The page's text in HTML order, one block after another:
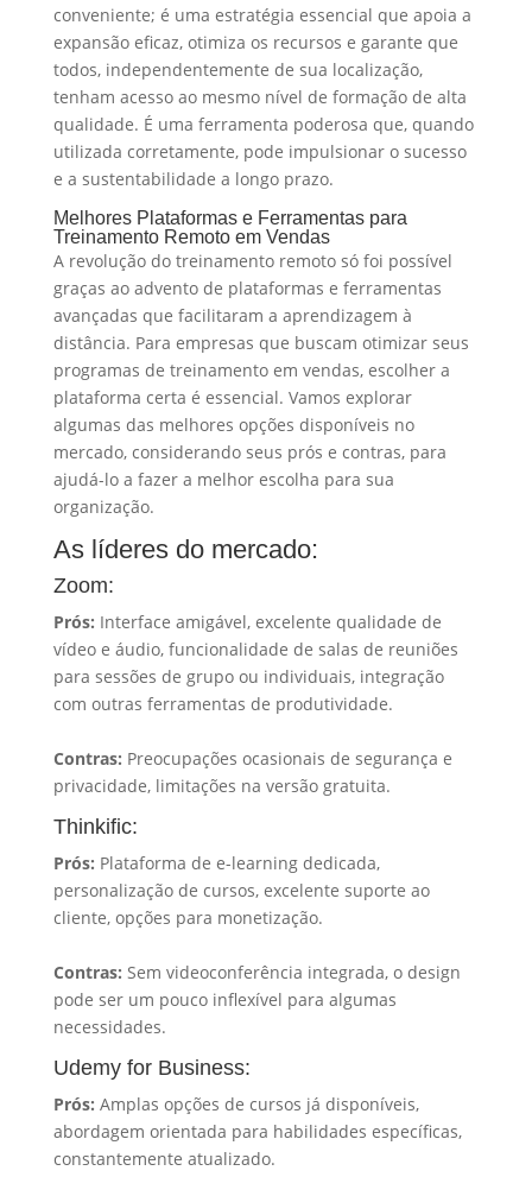
conveniente; é uma estratégia essencial que apoia a
expansão eficaz, otimiza os recursos e garante que
todos, independentemente de sua localização,
tenham acesso ao mesmo nível de formação de alta
qualidade. É uma ferramenta poderosa que, quando
utilizada corretamente, pode impulsionar o sucesso
e a sustentabilidade a longo prazo.
Melhores Plataformas e Ferramentas para
Treinamento Remoto em Vendas
A revolução do treinamento remoto só foi possível
graças ao advento de plataformas e ferramentas
avançadas que facilitaram a aprendizagem à
distância. Para empresas que buscam otimizar seus
programas de treinamento em vendas, escolher a
plataforma certa é essencial. Vamos explorar
algumas das melhores opções disponíveis no
mercado, considerando seus prós e contras, para
ajudá-lo a fazer a melhor escolha para sua
organização.
As líderes do mercado:
Zoom:
Prós: Interface amigável, excelente qualidade de
vídeo e áudio, funcionalidade de salas de reuniões
para sessões de grupo ou individuais, integração
com outras ferramentas de produtividade.
Contras: Preocupações ocasionais de segurança e
privacidade, limitações na versão gratuita.
Thinkific:
Prós: Plataforma de e-learning dedicada,
personalização de cursos, excelente suporte ao
cliente, opções para monetização.
Contras: Sem videoconferência integrada, o design
pode ser um pouco inflexível para algumas
necessidades.
Udemy for Business:
Prós: Amplas opções de cursos já disponíveis,
abordagem orientada para habilidades específicas,
constantemente atualizado.